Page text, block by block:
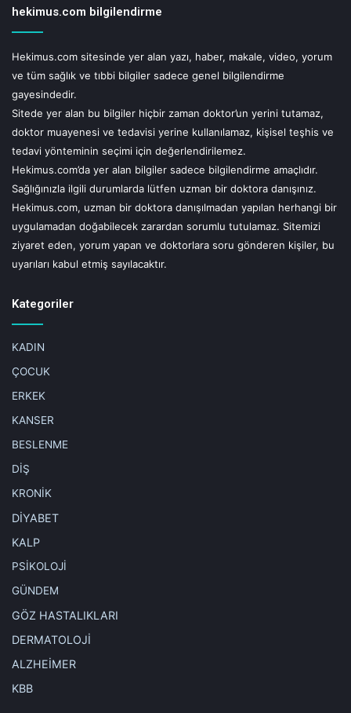
hekimus.com bilgilendirme
Hekimus.com sitesinde yer alan yazı, haber, makale, video, yorum
ve tüm sağlık ve tıbbi bilgiler sadece genel bilgilendirme
gayesindedir.
Sitede yer alan bu bilgiler hiçbir zaman doktor’un yerini tutamaz,
doktor muayenesi ve tedavisi yerine kullanılamaz, kişisel teşhis ve
tedavi yönteminin seçimi için değerlendirilemez.
Hekimus.com’da yer alan bilgiler sadece bilgilendirme amaçlıdır.
Sağlığınızla ilgili durumlarda lütfen uzman bir doktora danışınız.
Hekimus.com, uzman bir doktora danışılmadan yapılan herhangi bir
uygulamadan doğabilecek zarardan sorumlu tutulamaz. Sitemizi
ziyaret eden, yorum yapan ve doktorlara soru gönderen kişiler, bu
uyarıları kabul etmiş sayılacaktır.
Kategoriler
KADIN
ÇOCUK
ERKEK
KANSER
BESLENME
DİŞ
KRONİK
DİYABET
KALP
PSİKOLOJİ
GÜNDEM
GÖZ HASTALIKLARI
DERMATOLOJİ
ALZHEİMER
KBB